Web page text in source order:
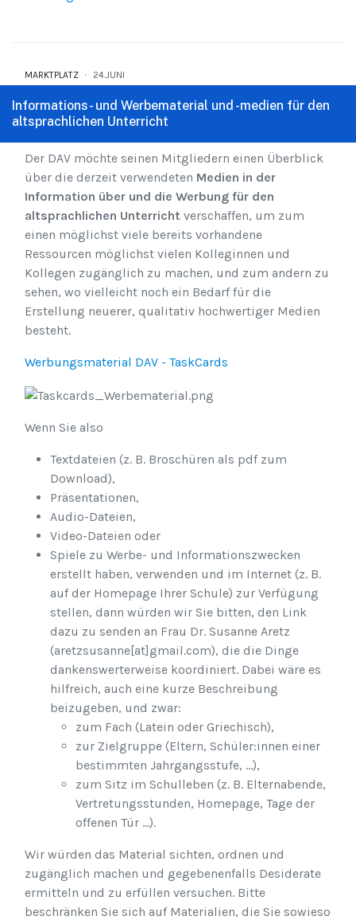
MARKTPLATZ 24.JUNI
Informations- und Werbematerial und -medien für den
altsprachlichen Unterricht
Der DAV möchte seinen Mitgliedern einen Überblick
über die derzeit verwendeten Medien in der
Information über und die Werbung für den
altsprachlichen Unterricht verschaffen, um zum
einen möglichst viele bereits vorhandene
Ressourcen möglichst vielen Kolleginnen und
Kollegen zugänglich zu machen, und zum andern zu
sehen, wo vielleicht noch ein Bedarf für die
Erstellung neuerer, qualitativ hochwertiger Medien
besteht.
Werbungsmaterial DAV - TaskCards
Wenn Sie also
Textdateien (z. B. Broschüren als pdf zum
Download),
Präsentationen,
Audio-Dateien,
Video-Dateien oder
Spiele zu Werbe- und Informationszwecken
erstellt haben, verwenden und im Internet (z. B.
auf der Homepage Ihrer Schule) zur Verfügung
stellen, dann würden wir Sie bitten, den Link
dazu zu senden an Frau Dr. Susanne Aretz
(aretzsusanne[at]gmail.com), die die Dinge
dankenswerterweise koordiniert. Dabei wäre es
hilfreich, auch eine kurze Beschreibung
beizugeben, und zwar:
zum Fach (Latein oder Griechisch),
zur Zielgruppe (Eltern, Schüler:innen einer
bestimmten Jahrgangsstufe, ...),
zum Sitz im Schulleben (z. B. Elternabende,
Vertretungsstunden, Homepage, Tage der
offenen Tür ...).
Wir würden das Material sichten, ordnen und
zugänglich machen und gegebenenfalls Desiderate
ermitteln und zu erfüllen versuchen. Bitte
beschränken Sie sich auf Materialien, die Sie sowieso